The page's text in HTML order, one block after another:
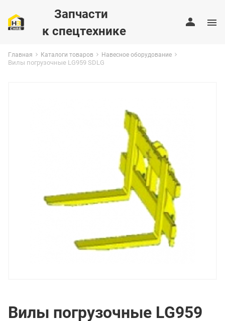
Запчасти
к спецтехнике
Главная Каталоги товаров Навесное оборудование
Вилы погрузочные LG959 SDLG
Вилы погрузочные LG959